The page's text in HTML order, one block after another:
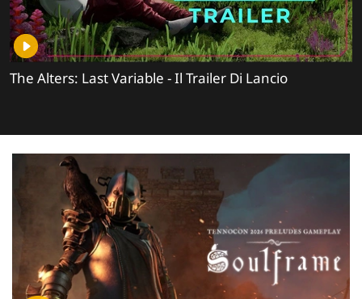
The Alters: Last Variable - Il Trailer Di Lancio